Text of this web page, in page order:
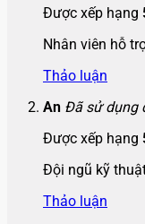
Được xếp hạng
Nhân viên hỗ
Thảo luận
An Đã sử dụng
Được xếp hạng
Đội ngũ kỹ
Thảo luận